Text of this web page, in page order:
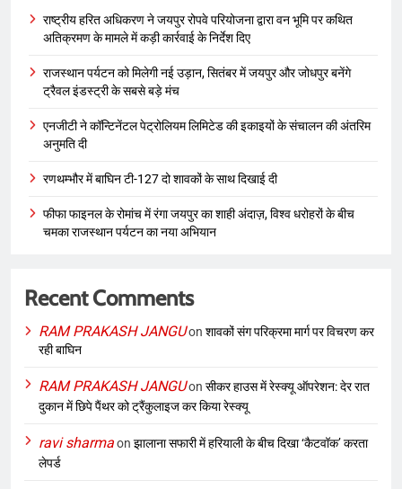
राष्ट्रीय हरित अधिकरण ने जयपुर रोपवे परियोजना द्वारा वन भूमि पर कथित
अतिक्रमण के मामले में कड़ी कार्रवाई के निर्देश दिए
राजस्थान पर्यटन को मिलेगी नई उड़ान, सितंबर में जयपुर और जोधपुर बनेंगे
ट्रैवल इंडस्ट्री के सबसे बड़े मंच
एनजीटी ने कॉन्टिनेंटल पेट्रोलियम लिमिटेड की इकाइयों के संचालन की अंतरिम
अनुमति दी
रणथम्भौर में बाघिन टी-127 दो शावकों के साथ दिखाई दी
फीफा फाइनल के रोमांच में रंगा जयपुर का शाही अंदाज़, विश्व धरोहरों के बीच
चमका राजस्थान पर्यटन का नया अभियान
Recent Comments
RAM PRAKASH JANGUon शावकों संग परिक्रमा मार्ग पर विचरण कर
रही बाघिन
RAM PRAKASH JANGUon सीकर हाउस में रेस्क्यू ऑपरेशन: देर रात
दुकान में छिपे पैंथर को ट्रैंकुलाइज कर किया रेस्क्यू
ravi sharmaon झालाना सफारी में हरियाली के बीच दिखा ‘कैटवॉक’ करता
लेपर्ड